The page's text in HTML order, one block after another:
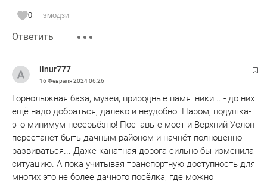
Может быть как-то обустроить в туристическом плане
объекты есть - но они не только не приносят прибыль, а
создание "Великой волжской тропы", по которой казанцы
и гости республики могли бы гулять вдоль берега пешком
или верхом на лошадях, или в туристических вагончиках
или на квадроциклах.
Реализация такой программы стоило бы немалых денег,
которых у района конечно нет, но они должны быть
генераторами идей, создать проект и пробивать его на
уровне республики.
0 эмодзи
Ответить
ilnur777
16 Февраля 202406:26
Горнолыжная база, музеи, природные памятники... - до них
ещё надо добраться, далеко и неудобно. Паром, подушка-
это минимум несерьёзно! Поставьте мост и Верхний Услон
перестанет быть дачным районом и начнёт полноценно
развиваться... Даже канатная дорога сильно бы изменила
ситуацию. А пока учитывая транспортную доступность для
многих это не более дачного посёлка, где можно